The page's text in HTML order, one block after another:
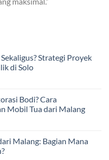
Strategi Proyek
di Solo
Bodi? Cara
Mobil Tua dari Malang
Malang: Bagian Mana